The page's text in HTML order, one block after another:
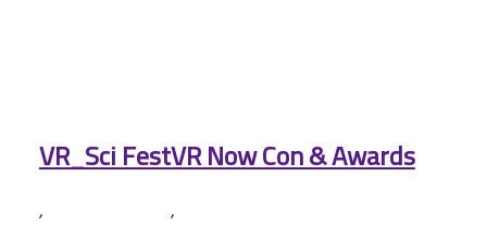
VR_Sci Fest
,
VR Now Con & Awards
,